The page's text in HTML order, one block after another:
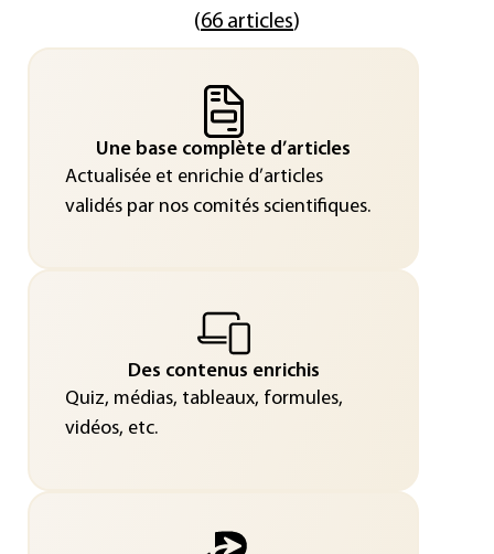
(66 articles)
Une base complète d’articles
Actualisée et enrichie d’articles
validés par nos comités scientifiques.
Des contenus enrichis
Quiz, médias, tableaux, formules,
vidéos, etc.